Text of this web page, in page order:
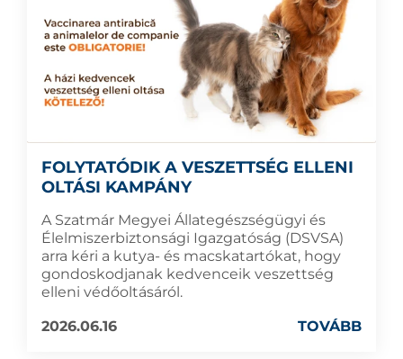
FOLYTATÓDIK A VESZETTSÉG ELLENI
OLTÁSI KAMPÁNY
A Szatmár Megyei Állategészségügyi és
Élelmiszerbiztonsági Igazgatóság (DSVSA)
arra kéri a kutya- és macskatartókat, hogy
gondoskodjanak kedvenceik veszettség
elleni védőoltásáról.
2026.06.16
TOVÁBB